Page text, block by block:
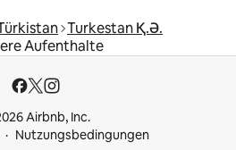
Turkestan Қ.Ә.
Aufenthalte
Airbnb, Inc.
Nutzungsbedingungen